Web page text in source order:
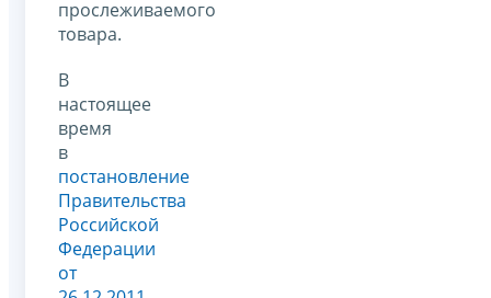
прослеживаемого
товара.
В
настоящее
время
в
постановление
Правительства
Российской
Федерации
от